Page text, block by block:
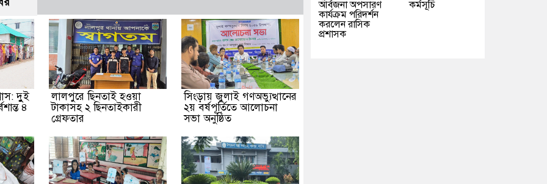
দুুই
৪
লালপুরে ছিনতাই হওয়া
টাকাসহ ২ ছিনতাইকারী
গ্রেফতার
সিংড়ায় জুলাই গণঅভ্যুত্থানের
২য় বর্ষপূর্তিতে আলোচনা
সভা অনুষ্ঠিত
আর্বজনা অপসারণ
কার্যক্রম পরিদর্শন
করলেন রাসিক
প্রশাসক
কর্মসূচি